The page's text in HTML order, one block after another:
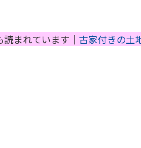
まれています｜ 古家付きの土